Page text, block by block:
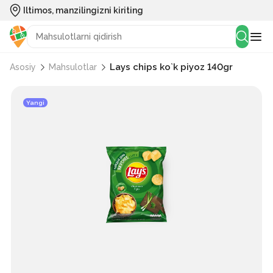
Iltimos, manzilingizni kiriting
Asosiy Mahsulotlar Lays chips ko`k piyoz 140gr
Yangi